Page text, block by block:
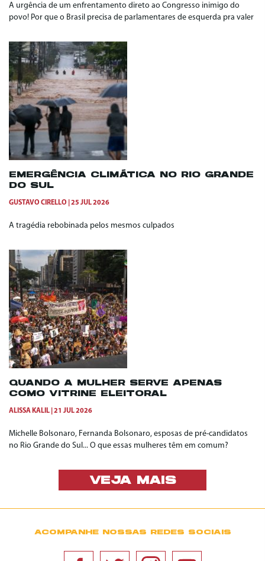
A urgência de um enfrentamento direto ao Congresso inimigo do
povo! Por que o Brasil precisa de parlamentares de esquerda pra valer
EMERGÊNCIA CLIMÁTICA NO RIO GRANDE
DO SUL
GUSTAVO CIRELLO 25 JUL 2026
A tragédia rebobinada pelos mesmos culpados
QUANDO A MULHER SERVE APENAS
COMO VITRINE ELEITORAL
ALISSA KALIL 21 JUL 2026
Michelle Bolsonaro, Fernanda Bolsonaro, esposas de pré-candidatos
no Rio Grande do Sul... O que essas mulheres têm em comum?
VEJA MAIS
ACOMPANHE NOSSAS REDES SOCIAIS